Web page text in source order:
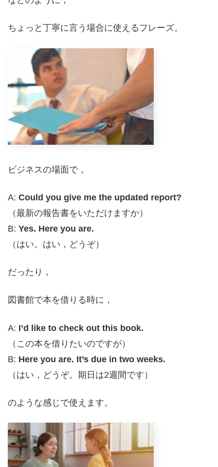
ちょっと丁寧に言う場合に使えるフレーズ。
ビジネスの場面で，
A: Could you give me the updated report?
（最新の報告書をいただけますか）
B: Yes. Here you are.
（はい。はい，どうぞ）
だったり，
図書館で本を借りる時に，
A: I’d like to check out this book.
（この本を借りたいのですが）
B: Here you are. It’s due in two weeks.
（はい，どうぞ。期日は2週間です）
のような感じで使えます。